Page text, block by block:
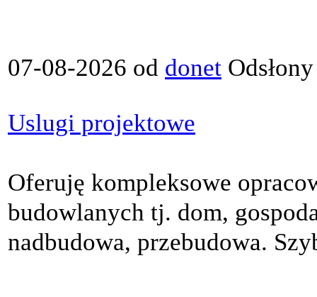
07-08-2026 od donet
Uslugi projektowe
Oferuję kompleksowe
budowlanych tj. dom,
nadbudowa, przebudowa.